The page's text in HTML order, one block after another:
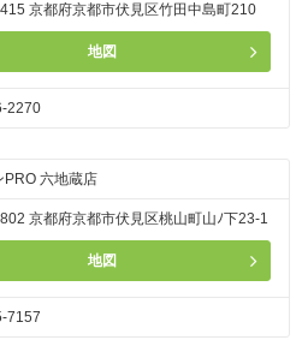
京都府京都市伏見区竹田中島町210
地図
2270
PRO 六地蔵店
京都府京都市伏見区桃山町山ﾉ下23-1
地図
7157